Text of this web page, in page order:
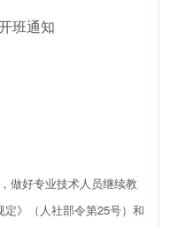
班通知
好专业技术人员继续教
》（人社部令第25号）和